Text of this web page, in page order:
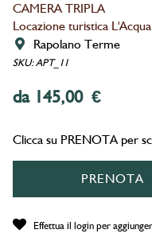
CAMERA TRIPLA
Locazione turistica
Rapolano Terme
SKU: APT_11
da 145,00 €
Clicca su PRENOTA per
PRENOTA
Effettua il login per